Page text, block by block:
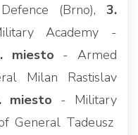
(Brno), 3.
Academy -
miesto - Armed
Milan Rastislav
miesto - Military
General Tadeusz